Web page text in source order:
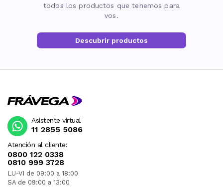
todos los productos que tenemos para
vos.
Descubrir productos
Atención al cliente:
0800 122 0338
0810 999 3728
LU-VI de 09:00 a 18:00
SA de 09:00 a 13:00
Asistente virtual
11 2855 5086